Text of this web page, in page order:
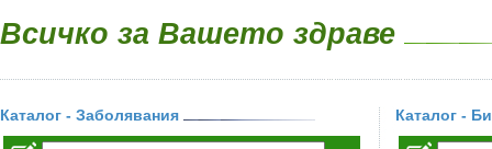
Всичко за Вашето здраве
Каталог - Заболявания Каталог -